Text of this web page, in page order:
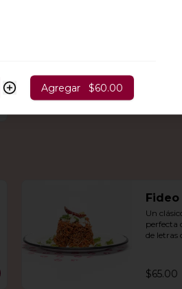
Fideo
Un
perfecta
de letras
$65.00
Agregar $60.00